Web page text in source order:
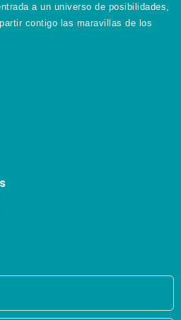
a un universo de posibilidades,
contigo las maravillas de los